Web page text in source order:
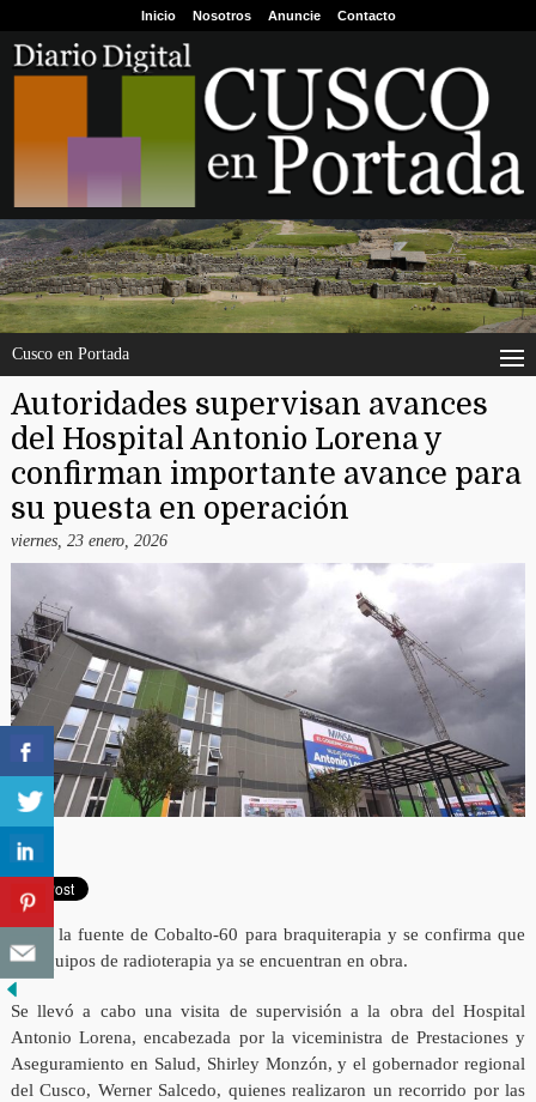
Inicio Nosotros Anuncie Contacto
Cusco en Portada
Autoridades supervisan avances
del Hospital Antonio Lorena y
confirman importante avance para
su puesta en operación
viernes, 23 enero, 2026
Llega la fuente de Cobalto-60 para braquiterapia y se confirma que
los equipos de radioterapia ya se encuentran en obra.
Se llevó a cabo una visita de supervisión a la obra del Hospital
Antonio Lorena, encabezada por la viceministra de Prestaciones y
Aseguramiento en Salud, Shirley Monzón, y el gobernador regional
del Cusco, Werner Salcedo, quienes realizaron un recorrido por las